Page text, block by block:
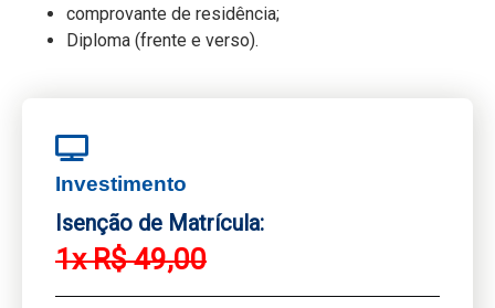
comprovante de residência;
Diploma (frente e verso).
Investimento
Isenção de Matrícula:
1x R$ 49,00